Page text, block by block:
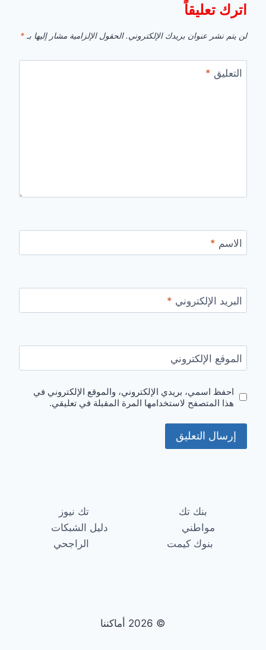
اترك تعليقاً
لن يتم نشر عنوان بريدك الإلكتروني. الحقول الإلزامية مشار إليها بـ *
التعليق *
الاسم *
البريد الإلكتروني *
الموقع الإلكتروني
احفظ اسمي، بريدي الإلكتروني، والموقع الإلكتروني في
هذا المتصفح لاستخدامها المرة المقبلة في تعليقي.
بنك تك
تك نيوز
مواطني
دليل الشبكات
بنوك كيمت
الراجحي
© 2026 أماكننا